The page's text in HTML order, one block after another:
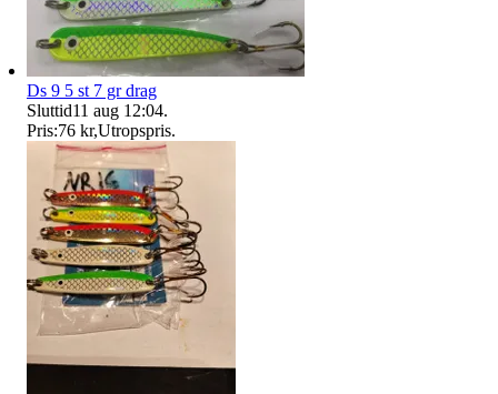
Ds 9 5 st 7 gr drag
Sluttid11 aug 12:04.
Pris:76 kr,Utropspris.